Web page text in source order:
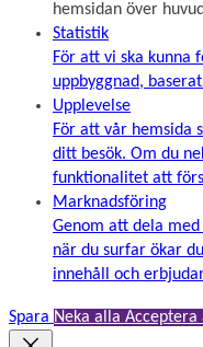
hemsidan över
Statistik
För att vi ska kunna
uppbyggnad,
Upplevelse
För att vår hemsida
ditt besök. Om du
funktionalitet att
Marknadsföring
Genom att dela
när du surfar ökar
innehåll och
Spara Neka alla Acceptera